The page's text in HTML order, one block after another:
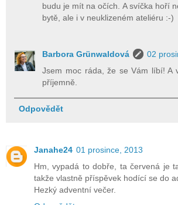
budu je mít na očích. A svíčka hoří
bytě, ale i v neuklizeném ateliéru :-)
Barbora Grünwaldová
02
Jsem moc ráda, že se Vám líbí! A
příjemně.
Odpovědět
Janahe24 01 prosince, 2013
Hm, vypadá to dobře, ta červená je
takže vlastně příspěvek hodící se do
Hezký adventní večer.